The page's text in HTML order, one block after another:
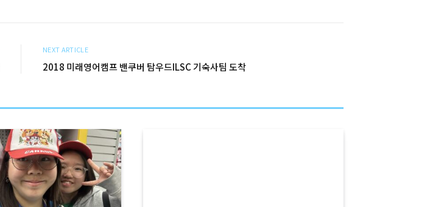
NEXT ARTICLE
2018 미래영어캠프 밴쿠버 탐우드ILSC 기숙사팀 도착